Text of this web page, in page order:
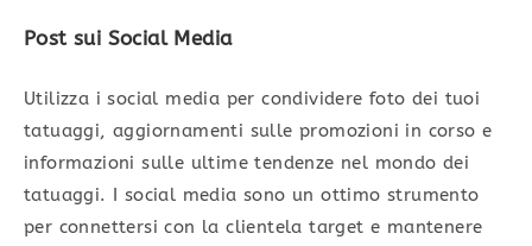
Post sui Social Media
Utilizza i social media per condividere foto dei tuoi
tatuaggi, aggiornamenti sulle promozioni in corso e
informazioni sulle ultime tendenze nel mondo dei
tatuaggi. I social media sono un ottimo strumento
per connettersi con la clientela target e mantenere